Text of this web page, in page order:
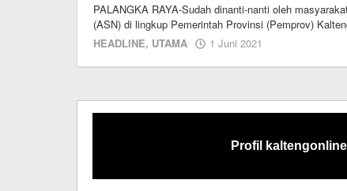
PALANGKA RAYA-Sudah dinanti-nanti oleh
(ASN) di lingkup Pemerintah Provinsi (Pemprov)
HEADLINE, UTAMA 1 Juni 2021
Profil